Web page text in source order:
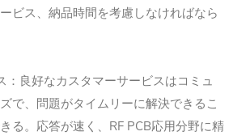
ビス、納品時間を考慮しなければなら
：良好なカスタマーサービスはコミュ
で、問題がタイムリーに解決できるこ
る。応答が速く、RF PCB応用分野に精